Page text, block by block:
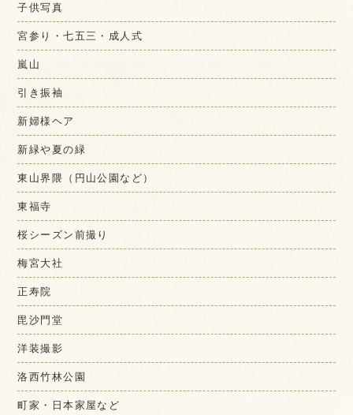
子供写真
宮参り・七五三・成人式
嵐山
引き振袖
新婦様ヘア
新緑や夏の緑
東山界隈（円山公園など）
東福寺
桜シーズン前撮り
梅宮大社
正寿院
毘沙門堂
洋装撮影
洛西竹林公園
町家・日本家屋など